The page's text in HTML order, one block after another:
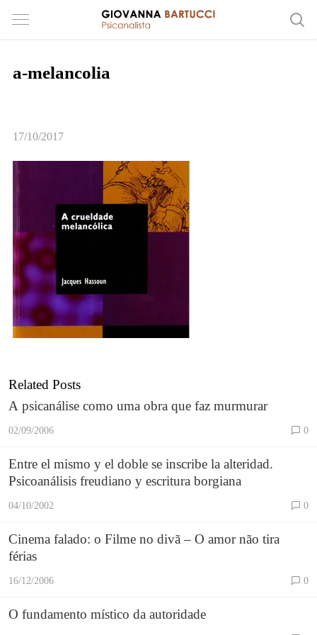
a-melancolia
17/10/2017
Related Posts
A psicanálise como uma obra que faz murmurar
02/09/2006 0
Entre el mismo y el doble se inscribe la alteridad.
Psicoanálisis freudiano y escritura borgiana
04/10/2002 0
‌Cinema falado: o Filme no divã‌ – O amor não tira
férias
16/12/2006 0
O fundamento místico da autoridade